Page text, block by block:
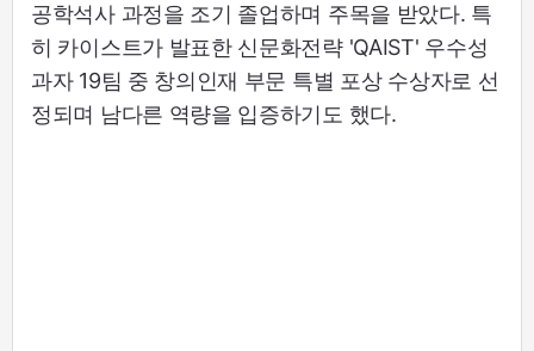
공학석사 과정을 조기 졸업하며 주목을 받았다. 특
히 카이스트가 발표한 신문화전략 'QAIST' 우수성
과자 19팀 중 창의인재 부문 특별 포상 수상자로 선
정되며 남다른 역량을 입증하기도 했다.